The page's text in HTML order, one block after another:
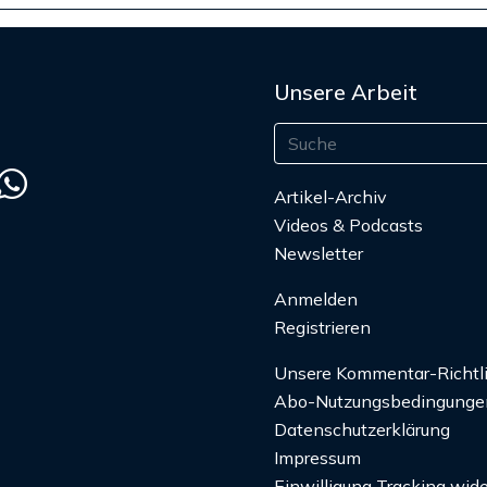
Unsere Arbeit
Artikel-Archiv
Videos & Podcasts
Newsletter
Anmelden
Registrieren
Unsere Kommentar-
Abo-
Datenschutzerklärung
Impressum